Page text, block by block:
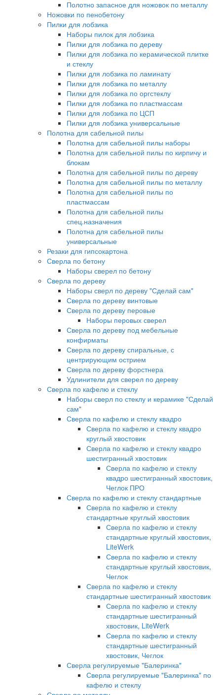
Полотно запасное для ножовок по металлу
Ножовки по пенобетону
Пилки для лобзика
Наборы пилок для лобзика
Пилки для лобзика по дереву
Пилки для лобзика по керамической плитке
и стеклу
Пилки для лобзика по ламинату
Пилки для лобзика по металлу
Пилки для лобзика по оргстеклу
Пилки для лобзика по пластмассам
Пилки для лобзика по ЦСП
Пилки для лобзика универсальные
Полотна для сабельной пилы
Полотна для сабельной пилы наборы
Полотна для сабельной пилы по кирпичу и
блокам
Полотна для сабельной пилы по дереву
Полотна для сабельной пилы по металлу
Полотна для сабельной пилы по
пластмассам
Полотна для сабельной пилы
спец.назначения
Полотна для сабельной пилы
универсальные
Резаки для гипсокартона
Сверла по бетону
Наборы сверел по бетону
Сверла по дереву
Наборы сверл по дереву "Сделай сам"
Сверла по дереву винтовые
Сверла по дереву перовые
Наборы перовых сверел
Сверла по дереву под мебельные
конфирматы
Сверла по дереву спиральные, с
центрирующим острием
Сверла по дереву форстнера
Удлинители для сверел по дереву
Сверла по кафелю и стеклу
Наборы сверл по стеклу и керамике "Сделай
сам"
Сверла по кафелю и стеклу квадро
Сверла по кафелю и стеклу квадро
круглый хвостовик
Сверла по кафелю и стеклу квадро
шестигранный хвостовик
Сверла по кафелю и стеклу
квадро шестигранный хвостовик,
Чеглок ПРО
Сверла по кафелю и стеклу стандартные
Сверла по кафелю и стеклу
стандартные круглый хвостовик
Сверла по кафелю и стеклу
стандартные круглый хвостовик,
LiteWerk
Сверла по кафелю и стеклу
стандартные круглый хвостовик,
Чеглок
Сверла по кафелю и стеклу
стандартные шестигранный хвостовик
Сверла по кафелю и стеклу
стандартные шестигранный
хвостовик, LiteWerk
Сверла по кафелю и стеклу
стандартные шестигранный
хвостовик, Чеглок
Сверла регулируемые "Балеринка"
Сверла регулируемые "Балеринка" по
кафелю и стеклу